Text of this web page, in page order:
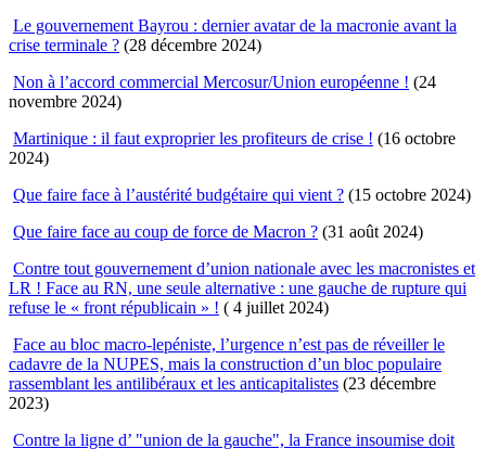
Le gouvernement Bayrou : dernier avatar de la macronie avant la
crise terminale ? (28 décembre 2024)
Non à l’accord commercial Mercosur/Union européenne ! (24
novembre 2024)
Martinique : il faut exproprier les profiteurs de crise ! (16 octobre
2024)
Que faire face à l’austérité budgétaire qui vient ? (15 octobre 2024)
Que faire face au coup de force de Macron ? (31 août 2024)
Contre tout gouvernement d’union nationale avec les macronistes et
LR ! Face au RN, une seule alternative : une gauche de rupture qui
refuse le « front républicain » ! ( 4 juillet 2024)
Face au bloc macro-lepéniste, l’urgence n’est pas de réveiller le
cadavre de la NUPES, mais la construction d’un bloc populaire
rassemblant les antilibéraux et les anticapitalistes (23 décembre
2023)
Contre la ligne d’ "union de la gauche", la France insoumise doit